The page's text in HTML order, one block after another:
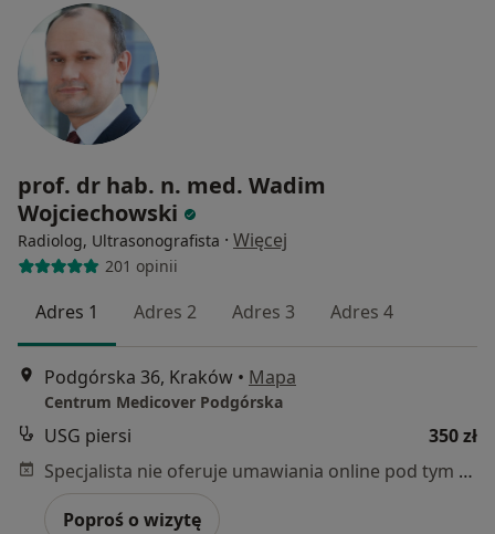
prof. dr hab. n. med. Wadim
Wojciechowski
Radiolog, Ultrasonografista · Więcej
201 opinii
Adres 1 Adres 2 Adres 3 Adres 4
Podgórska 36, Kraków • Mapa
Centrum Medicover Podgórska
USG piersi
350 zł
Specjalista nie oferuje umawiania online pod tym adresem.
Poproś o wizytę